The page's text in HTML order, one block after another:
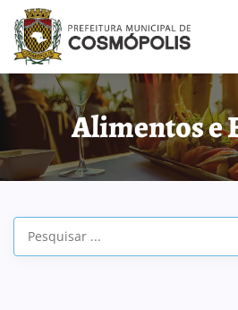
Alimentos e